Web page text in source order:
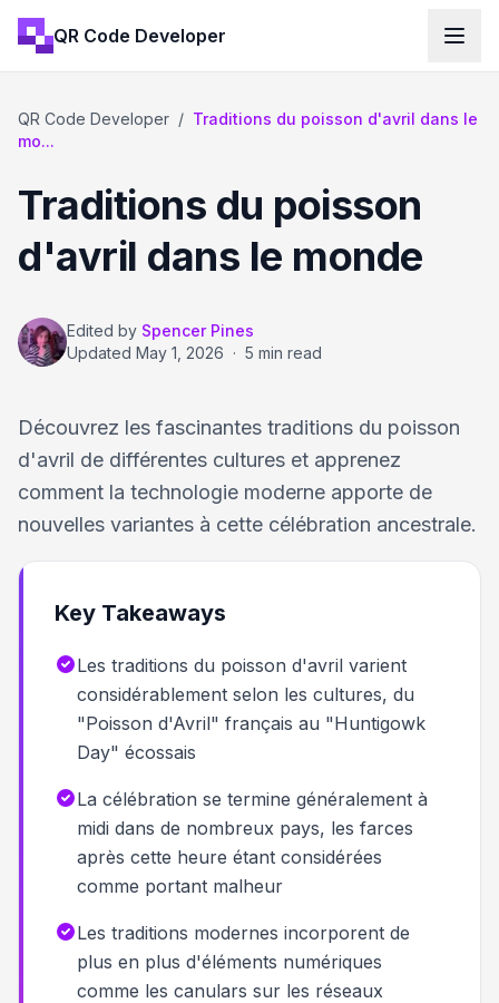
QR Code Developer
QR Code Developer / Traditions du poisson d'avril dans le
mo...
Traditions du poisson
d'avril dans le monde
Edited by Spencer Pines
Updated May 1, 2026 · 5 min read
Découvrez les fascinantes traditions du poisson
d'avril de différentes cultures et apprenez
comment la technologie moderne apporte de
nouvelles variantes à cette célébration ancestrale.
Key Takeaways
Les traditions du poisson d'avril varient
considérablement selon les cultures, du
"Poisson d'Avril" français au "Huntigowk
Day" écossais
La célébration se termine généralement à
midi dans de nombreux pays, les farces
après cette heure étant considérées
comme portant malheur
Les traditions modernes incorporent de
plus en plus d'éléments numériques
comme les canulars sur les réseaux